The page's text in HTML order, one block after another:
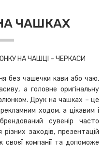
ЧАШКАХ
НА ЧАШЦІ – ЧЕРКАСИ
без чашечки кави або чаю.
а головне оригінальну
Друк на чашках – це
ходом, а цікавим і
сувенір часто
заходів, презентацій
своєї компанії та допоможе